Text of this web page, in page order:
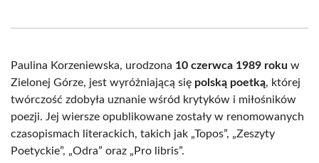
(Twitter)
Paulina Korzeniewska, urodzona 10 czerwca 1989 roku w
Zielonej Górze, jest wyróżniającą się polską poetką, której
twórczość zdobyła uznanie wśród krytyków i miłośników
poezji. Jej wiersze opublikowane zostały w renomowanych
czasopismach literackich, takich jak „Topos”, „Zeszyty
Poetyckie”, „Odra” oraz „Pro libris”.